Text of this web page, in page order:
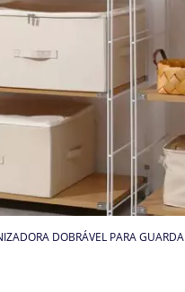
DOBRÁVEL PARA GUARDA